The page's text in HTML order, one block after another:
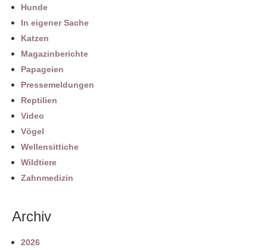
Hunde
In eigener Sache
Katzen
Magazinberichte
Papageien
Pressemeldungen
Reptilien
Video
Vögel
Wellensittiche
Wildtiere
Zahnmedizin
Archiv
2026